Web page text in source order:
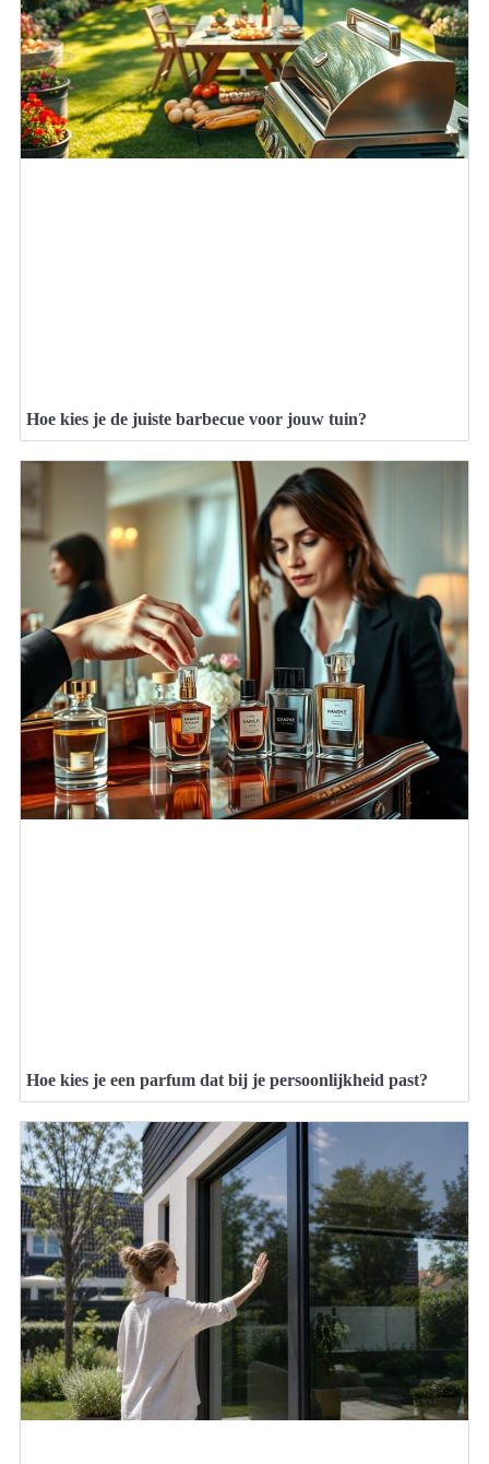
Hoe kies je de juiste barbecue voor jouw tuin?
Hoe kies je een parfum dat bij je persoonlijkheid past?